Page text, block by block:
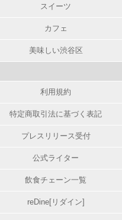
スイーツ
カフェ
美味しい渋谷区
利用規約
特定商取引法に基づく表記
プレスリリース受付
公式ライター
飲食チェーン一覧
reDine[リダイン]